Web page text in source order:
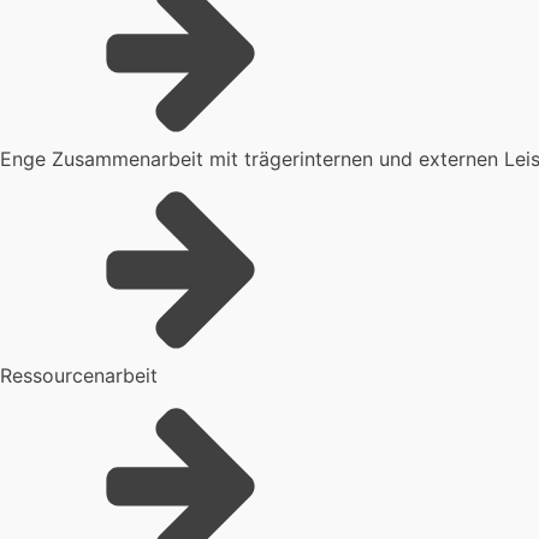
Enge Zusammenarbeit mit trägerinternen und externen
Ressourcenarbeit